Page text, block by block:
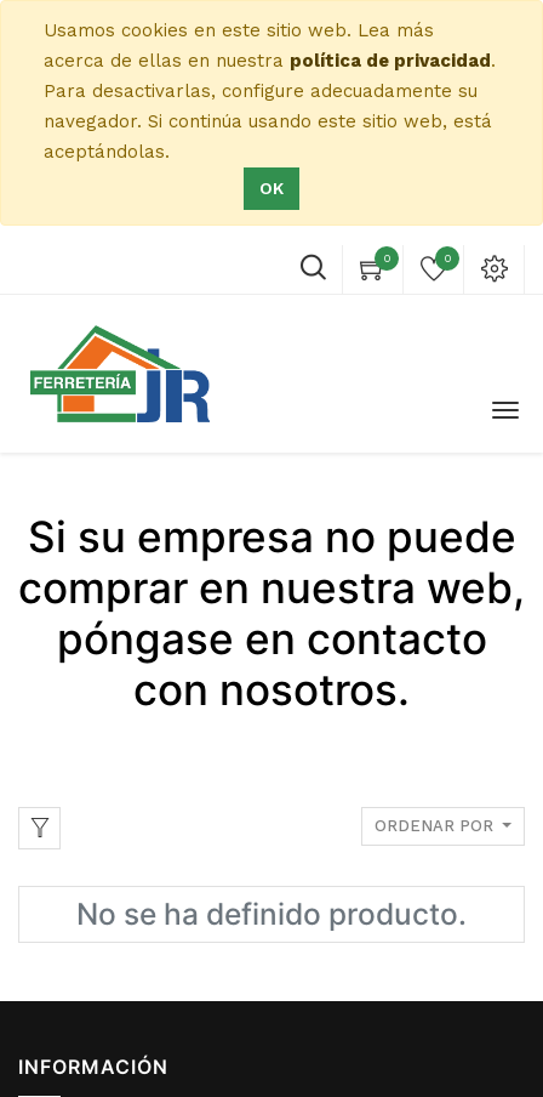
Usamos cookies en este sitio web. Lea más
acerca de ellas en nuestra política de privacidad.
Para desactivarlas, configure adecuadamente su
navegador. Si continúa usando este sitio web, está
aceptándolas.
OK
0 0
Si su empresa no puede
comprar en nuestra web,
póngase en contacto
con nosotros.
ORDENAR POR
No se ha definido producto.
INFORMACIÓN